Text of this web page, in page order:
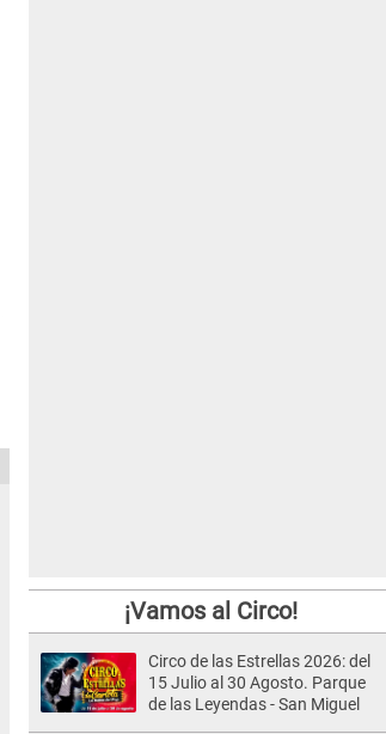
¡Vamos al Circo!
Circo de las Estrellas 2026: del
15 Julio al 30 Agosto. Parque
de las Leyendas - San Miguel